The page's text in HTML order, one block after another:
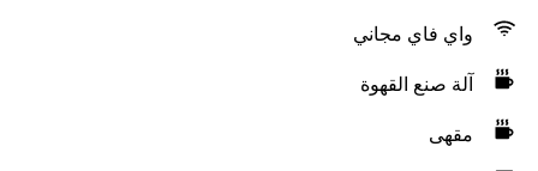
واي فاي مجاني
آلة صنع القهوة
مقهى